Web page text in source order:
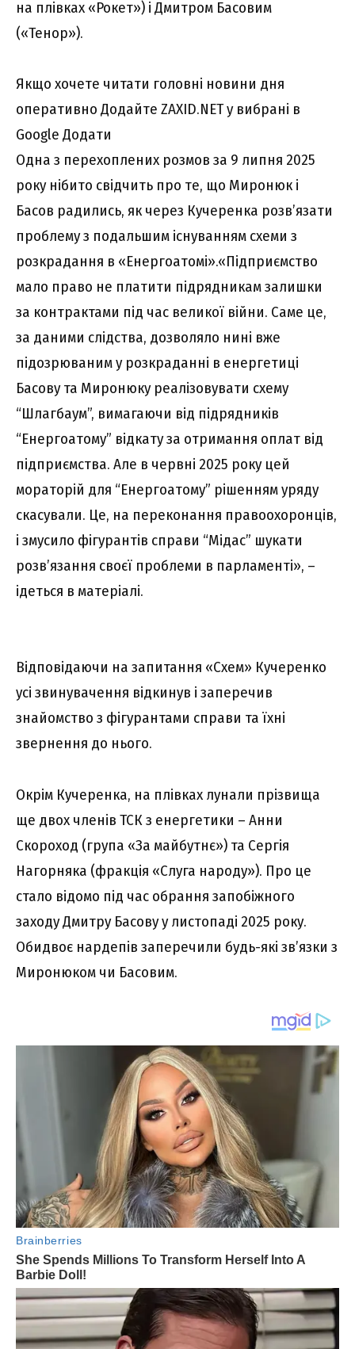
на плівках «Рокет») і Дмитром Басовим
(«Тенор»).
Якщо хочете читати головні новини дня
оперативно Додайте ZAXID.NET у вибрані в
Google Додати
Одна з перехоплених розмов за 9 липня 2025
року нібито свідчить про те, що Миронюк і
Басов радились, як через Кучеренка розв’язати
проблему з подальшим існуванням схеми з
розкрадання в «Енергоатомі».«Підприємство
мало право не платити підрядникам залишки
за контрактами під час великої війни. Саме це,
за даними слідства, дозволяло нині вже
підозрюваним у розкраданні в енергетиці
Басову та Миронюку реалізовувати схему
“Шлагбаум”, вимагаючи від підрядників
“Енергоатому” відкату за отримання оплат від
підприємства. Але в червні 2025 року цей
мораторій для “Енергоатому” рішенням уряду
скасували. Це, на переконання правоохоронців,
і змусило фігурантів справи “Мідас” шукати
розв’язання своєї проблеми в парламенті», –
ідеться в матеріалі.
Відповідаючи на запитання «Схем» Кучеренко
усі звинувачення відкинув і заперечив
знайомство з фігурантами справи та їхні
звернення до нього.
Окрім Кучеренка, на плівках лунали прізвища
ще двох членів ТСК з енергетики – Анни
Скороход (група «За майбутнє») та Сергія
Нагорняка (фракція «Слуга народу»). Про це
стало відомо під час обрання запобіжного
заходу Дмитру Басову у листопаді 2025 року.
Обидвоє нардепів заперечили будь-які зв’язки з
Миронюком чи Басовим.